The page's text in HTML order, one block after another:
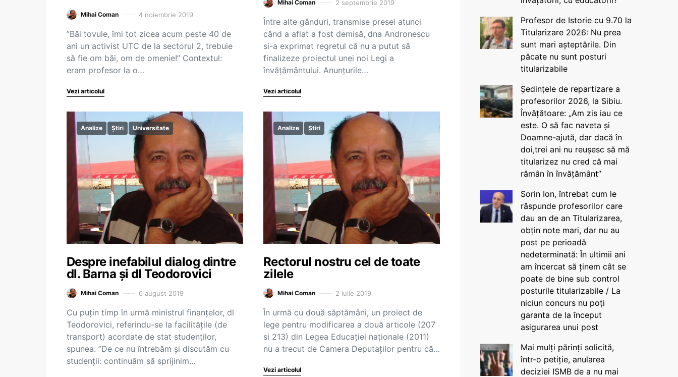
Mihai Coman 4 noiembrie 2019
”Băi tovule, îmi tot zicea acum peste 40 de
ani un activist UTC de la sectorul 2, trebuie
să fie om băi, om de omenie!” Contextul:
eram profesor la o…
Vezi articolul
Mihai Coman 2 septembrie 2019
Între alte gânduri, transmise presei atunci
când a aflat a fost demisă, dna Andronescu
si-a exprimat regretul că nu a putut să
finalizeze proiectul unei noi Legi a
învățământului. Anunțurile…
Vezi articolul
Analize Știri Universitate
Despre inefabilul dialog dintre
dl. Barna și dl Teodorovici
Mihai Coman 6 august 2019
Cu puțin timp în urmă ministrul finanțelor, dl
Teodorovici, referindu-se la facilitățile (de
transport) acordate de stat studenților,
spunea: ”De ce nu întrebăm şi discutăm cu
studenții: continuăm să sprijinim…
Analize Știri
Rectorul nostru cel de toate
zilele
Mihai Coman 2 iulie 2019
În urmă cu două săptămâni, un proiect de
lege pentru modificarea a două articole (207
si 213) din Legea Educației naționale (2011)
nu a trecut de Camera Deputaților pentru că…
Vezi articolul
Profesor de Istorie cu 9.70 la
Titularizare 2026: Nu prea
sunt mari așteptările. Din
păcate nu sunt posturi
titularizabile
Ședințele de repartizare a
profesorilor 2026, la Sibiu.
Învățătoare: „Am zis iau ce
este. O să fac naveta și
Doamne-ajută, dar dacă în
doi,trei ani nu reușesc să mă
titularizez nu cred că mai
rămân în învățământ”
Sorin Ion, întrebat cum le
răspunde profesorilor care
dau an de an Titularizarea,
obțin note mari, dar nu au
post pe perioadă
nedeterminată: În ultimii ani
am încercat să ținem cât se
poate de bine sub control
posturile titularizabile / La
niciun concurs nu poți
garanta de la început
asigurarea unui post
Mai mulți părinți solicită,
într-o petiție, anularea
deciziei ISMB de a nu mai